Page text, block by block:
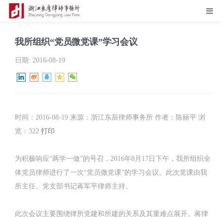
我所组织“党员微党课”学习会议
日期: 2016-08-19
时间：2016-08-19 来源：浙江东辰律师事务所 作者：陈丽平 浏
览：322 打印
为积极响应“两学一做”的号召，2016年8月17日下午，我所组织全
体党员律师进行了一次“党员微党课”的学习会议。此次党课由我
所主任、党支部书记蒋军平律师主持。
此次会议主要围绕律所党建和所建的关系及其重难点展开。蒋律